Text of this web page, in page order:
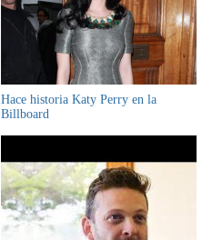
Hace historia Katy Perry en la
Billboard